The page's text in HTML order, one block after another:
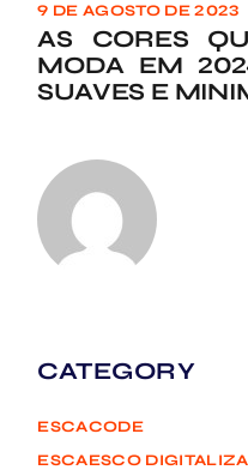
9 DE AGOSTO DE 2023
AS CORES
MODA EM
SUAVES E
CATEGORY
ESCACODE
ESCAESCO